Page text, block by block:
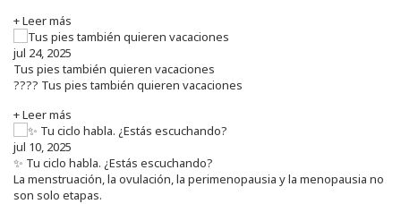
+ Leer más
jul 24, 2025
Tus pies también quieren vacaciones
???? Tus pies también quieren vacaciones
+ Leer más
jul 10, 2025
✨ Tu ciclo habla. ¿Estás escuchando?
La menstruación, la ovulación, la perimenopausia y la menopausia no
son solo etapas.